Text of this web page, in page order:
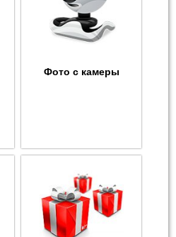
Фото с камеры